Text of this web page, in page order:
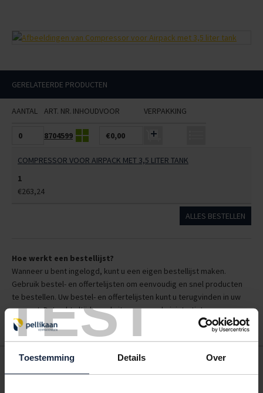
TEST
Toestemming Details Over
GERELATEERDE PRODUCTEN
AANTAL ART. NR. INHOUDVOOR VERPAKKING
8704599 €0,00
COMPRESSOR VOOR AIRPACK MET 3,5 LITER TANK
1
€263,24
ALLES BESTELLEN
Hoe werkt een bestellijst?
Wanneer u bent ingelogd, kunt u een eigen bestellijst maken.
Gebruik bestel- en offertelijsten om eenvoudig en snel producten
te bestellen. Uw bestel- en offertelijsten kunt u terugvinden in uw
account. Dat pakt altijd goed uit voor uw administratie!
POSTDOOS BEDRUKKEN